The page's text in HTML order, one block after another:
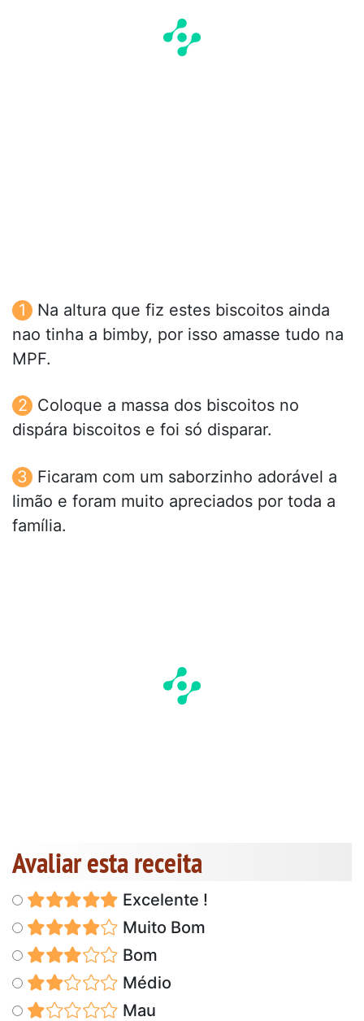
Na altura que fiz estes biscoitos ainda
nao tinha a bimby, por isso amasse tudo na
MPF.
Coloque a massa dos biscoitos no
dispára biscoitos e foi só disparar.
Ficaram com um saborzinho adorável a
limão e foram muito apreciados por toda a
família.
Avaliar esta receita
Excelente !
Muito Bom
Bom
Médio
Mau